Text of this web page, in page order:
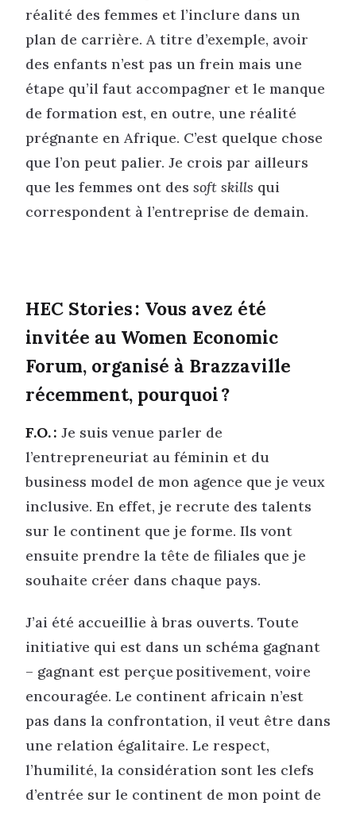
réalité des femmes et l’inclure dans un
plan de carrière. A titre d’exemple, avoir
des enfants n’est pas un frein mais une
étape qu’il faut accompagner et le manque
de formation est, en outre, une réalité
prégnante en Afrique. C’est quelque chose
que l’on peut palier. Je crois par ailleurs
que les femmes ont des soft skills qui
correspondent à l’entreprise de demain.
HEC Stories : Vous avez été
invitée au Women Economic
Forum, organisé à Brazzaville
récemment, pourquoi ?
F.O. : Je suis venue parler de
l’entrepreneuriat au féminin et du
business model de mon agence que je veux
inclusive. En effet, je recrute des talents
sur le continent que je forme. Ils vont
ensuite prendre la tête de filiales que je
souhaite créer dans chaque pays.
J’ai été accueillie à bras ouverts. Toute
initiative qui est dans un schéma gagnant
– gagnant est perçue positivement, voire
encouragée. Le continent africain n’est
pas dans la confrontation, il veut être dans
une relation égalitaire. Le respect,
l’humilité, la considération sont les clefs
d’entrée sur le continent de mon point de